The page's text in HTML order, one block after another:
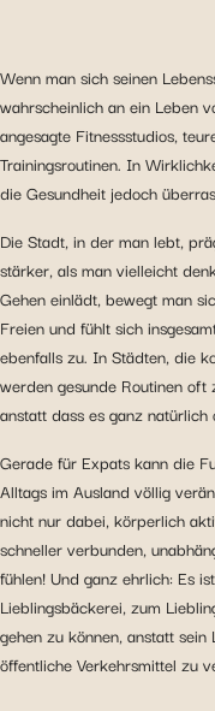
Wenn man sich seinen
wahrscheinlich an ein Leben
angesagte Fitnessstudios,
Trainingsroutinen. In
die Gesundheit jedoch
Die Stadt, in der man lebt,
stärker, als man vielleicht
Gehen einlädt, bewegt man
Freien und fühlt sich
ebenfalls zu. In Städten, die
werden gesunde Routinen oft
anstatt dass es ganz
Gerade für Expats kann die
Alltags im Ausland völlig
nicht nur dabei, körperlich
schneller verbunden,
fühlen! Und ganz ehrlich: Es
Lieblingsbäckerei, zum
gehen zu können, anstatt
öffentliche Verkehrsmittel zu